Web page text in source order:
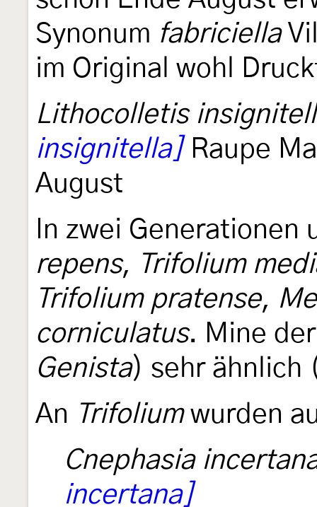
Synonum fabriciella
im Original wohl
Lithocolletis
insignitella]Raupe
August
In zwei
repens, Trifolium
Trifolium pratense,
corniculatus. Mine
Genista) sehr ähnlich
An Trifoliumwurden
Cnephasia
incertana]